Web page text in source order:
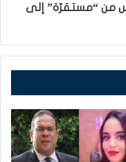
من “مستقرّة” إلى